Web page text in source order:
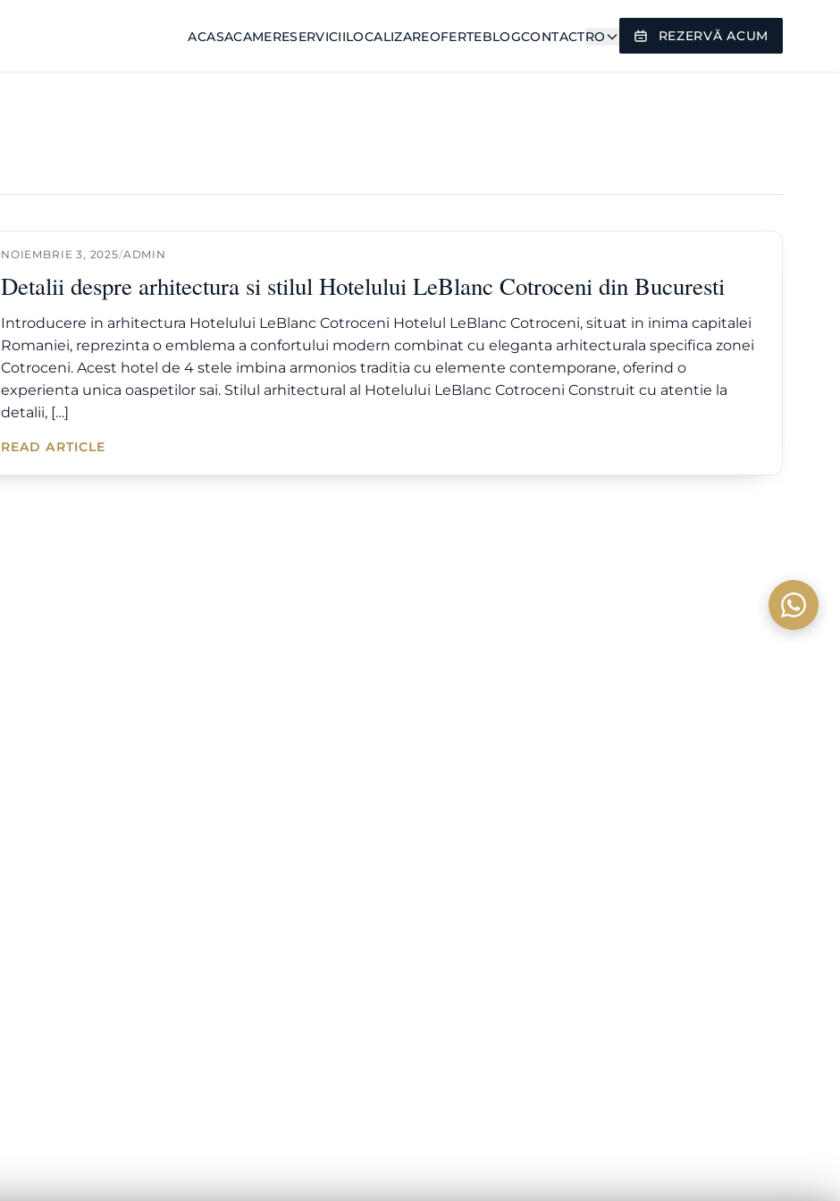
ACASACAMERESERVICIILOCALIZAREOFERTEBLOGCONTACTRO REZERVĂ ACUM
NOIEMBRIE 3, 2025/ADMIN
Detalii despre arhitectura si stilul Hotelului LeBlanc Cotroceni din Bucuresti
Introducere in arhitectura Hotelului LeBlanc Cotroceni Hotelul LeBlanc Cotroceni, situat in inima capitalei
Romaniei, reprezinta o emblema a confortului modern combinat cu eleganta arhitecturala specifica zonei
Cotroceni. Acest hotel de 4 stele imbina armonios traditia cu elemente contemporane, oferind o
experienta unica oaspetilor sai. Stilul arhitectural al Hotelului LeBlanc Cotroceni Construit cu atentie la
detalii, […]
READ ARTICLE